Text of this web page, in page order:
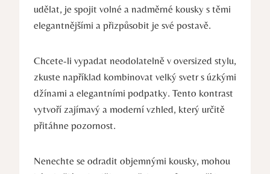
udělat, je spojit volné a nadměrné kousky s těmi
elegantnějšími a přizpůsobit je své postavě.
Chcete-li vypadat neodolatelně v oversized stylu,
zkuste například kombinovat velký svetr s úzkými
džínami a elegantními podpatky. Tento kontrast
vytvoří zajímavý a moderní vzhled, který určitě
přitáhne pozornost.
Nenechte se odradit objemnými kousky, mohou